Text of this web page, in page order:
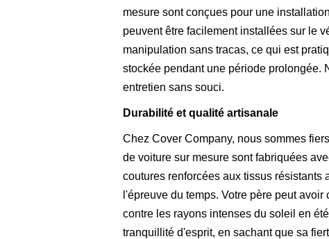
mesure sont conçues pour une
peuvent être facilement installées sur le
manipulation sans tracas, ce qui est
stockée pendant une période prolongée.
entretien sans souci.
Durabilité et qualité artisanale
Chez Cover Company, nous sommes
de voiture sur mesure sont fabriquées
coutures renforcées aux tissus résistants
l'épreuve du temps. Votre père peut
contre les rayons intenses du soleil en
tranquillité d'esprit, en sachant que sa